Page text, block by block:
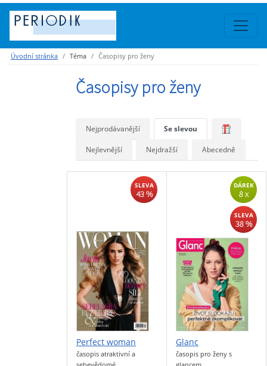
Úvodní stránka Téma Časopisy pro ženy
Časopisy pro ženy
Nejprodávanější Se slevou
Nejlevnější Nejdražší Abecedně
SLEVA
43 %
Perfect woman
časopis atraktivní a
DÁREK
8 x
SLEVA
38 %
Glanc
časopis pro ženy s